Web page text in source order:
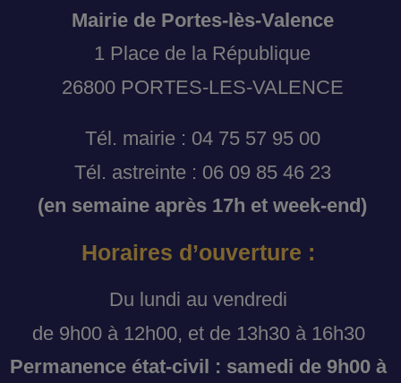
Mairie de Portes-lès-Valence
1 Place de la République
26800 PORTES-LES-VALENCE
Tél. mairie : 04 75 57 95 00
Tél. astreinte : 06 09 85 46 23
(en semaine après 17h et week-end)
Horaires d’ouverture :
Du lundi au vendredi
de 9h00 à 12h00, et de 13h30 à 16h30
Permanence état-civil : samedi de 9h00 à